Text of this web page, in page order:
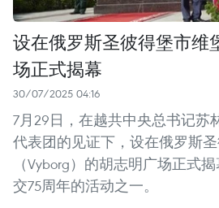
设在俄罗斯圣彼得堡市维
场正式揭幕
30/07/2025 04:16
7月29日，在越共中央总书记苏
代表团的见证下，设在俄罗斯
（Vyborg）的胡志明广场正式
交75周年的活动之一。